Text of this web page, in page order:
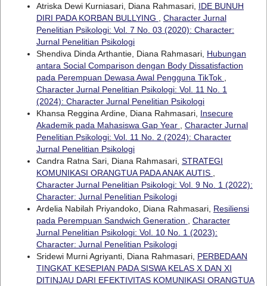
Atriska Dewi Kurniasari, Diana Rahmasari, IDE BUNUH
DIRI PADA KORBAN BULLYING
Character Jurnal
Penelitian Psikologi: Vol. 7 No. 03 (2020): Character:
Jurnal Penelitian Psikologi
Shendiva Dinda Arthantie, Diana Rahmasari, Hubungan
antara Social Comparison dengan Body Dissatisfaction
pada Perempuan Dewasa Awal Pengguna TikTok
Character Jurnal Penelitian Psikologi: Vol. 11 No. 1
(2024): Character Jurnal Penelitian Psikologi
Khansa Reggina Ardine, Diana Rahmasari, Insecure
Akademik pada Mahasiswa Gap Year
Character Jurnal
Penelitian Psikologi: Vol. 11 No. 2 (2024): Character
Jurnal Penelitian Psikologi
Candra Ratna Sari, Diana Rahmasari, STRATEGI
KOMUNIKASI ORANGTUA PADA ANAK AUTIS
Character Jurnal Penelitian Psikologi: Vol. 9 No. 1 (2022):
Character: Jurnal Penelitian Psikologi
Ardelia Nabilah Priyandoko, Diana Rahmasari, Resiliensi
pada Perempuan Sandwich Generation
Character
Jurnal Penelitian Psikologi: Vol. 10 No. 1 (2023):
Character: Jurnal Penelitian Psikologi
Sridewi Murni Agriyanti, Diana Rahmasari, PERBEDAAN
TINGKAT KESEPIAN PADA SISWA KELAS X DAN XI
DITINJAU DARI EFEKTIVITAS KOMUNIKASI ORANGTUA